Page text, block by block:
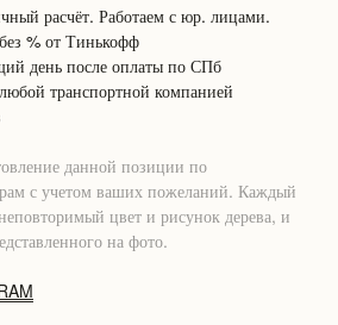
расчёт. Работаем с юр. лицами.
% от Тинькофф
день после оплаты по СПб
транспортной компанией
данной позиции по
с учетом ваших пожеланий. Каждый
цвет и рисунок дерева, и
на фото.